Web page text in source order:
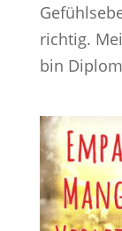
richtig.
bin